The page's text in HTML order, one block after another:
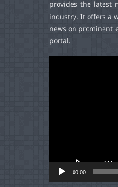
provides the latest
industry. It offers a
news on prominent
portal.
00:00